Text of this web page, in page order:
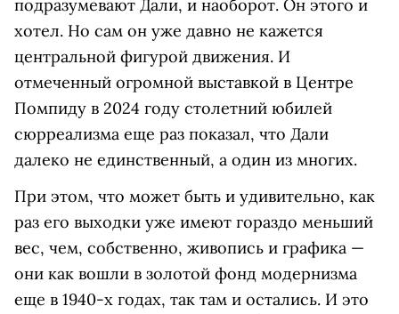
подразумевают Дали, и наоборот. Он этого и
хотел. Но сам он уже давно не кажется
центральной фигурой движения. И
отмеченный огромной выставкой в Центре
Помпиду в 2024 году столетний юбилей
сюрреализма еще раз показал, что Дали
далеко не единственный, а один из многих.
При этом, что может быть и удивительно, как
раз его выходки уже имеют гораздо меньший
вес, чем, собственно, живопись и графика —
они как вошли в золотой фонд модернизма
еще в 1940-х годах, так там и остались. И это